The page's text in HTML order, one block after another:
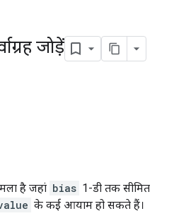
जोड़ें
है जहां bias 1-डी तक सीमित
के कई आयाम हो सकते हैं।